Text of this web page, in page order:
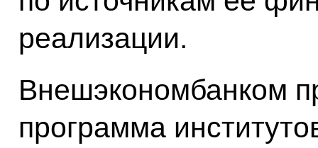
реализации.
Внешэкономбанком
программа